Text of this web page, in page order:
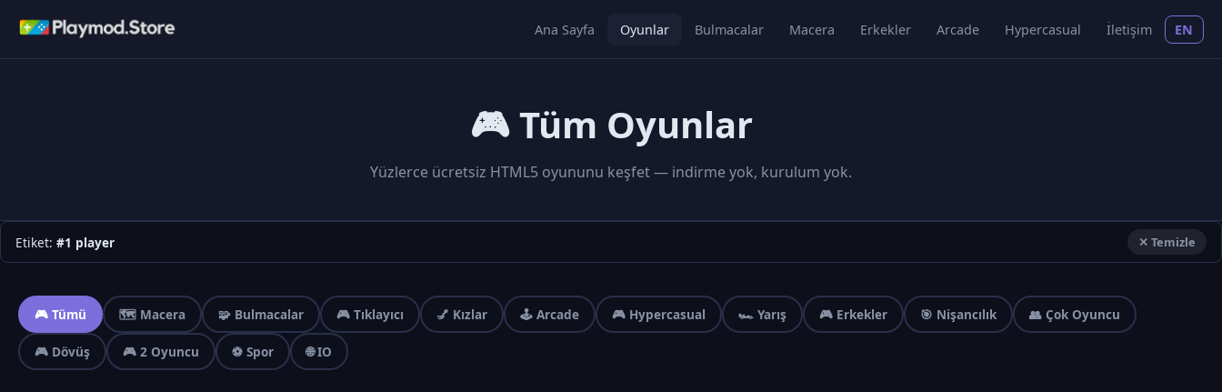
Ana Sayfa Oyunlar Bulmacalar Macera Erkekler Arcade Hypercasual İletişim EN
🎮 Tüm Oyunlar
Yüzlerce ücretsiz HTML5 oyununu keşfet — indirme yok, kurulum yok.
Etiket: #1 player ✕ Temizle
🎮 Tümü 🗺️ Macera 🧩 Bulmacalar 🎮 Tıklayıcı 💅 Kızlar 🕹️ Arcade 🎮 Hypercasual 🏎️ Yarış 🎮 Erkekler 🎯 Nişancılık 👥 Çok Oyuncu
🎮 Dövüş 🎮 2 Oyuncu ⚽ Spor 🌐 IO